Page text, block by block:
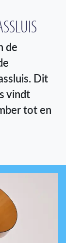
de
Dit
vindt
tot en